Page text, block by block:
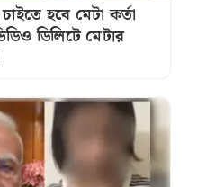
হবে মেটা কর্তা
ডিলিটে মেটার